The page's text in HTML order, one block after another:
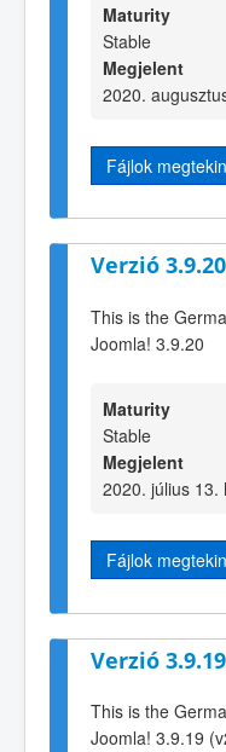
Maturity
Stable
Megjelent
2020.
Fájlok
Verzió
This is the
Joomla! 3.9.20
Maturity
Stable
Megjelent
2020. július 13.
Fájlok
Verzió
This is the
Joomla! 3.9.19